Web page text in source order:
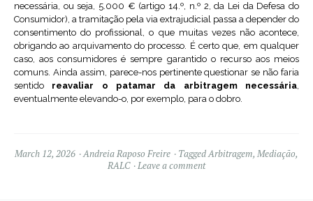
necessária, ou seja, 5.000 € (artigo 14.º, n.º 2, da Lei da Defesa do
Consumidor), a tramitação pela via extrajudicial passa a depender do
consentimento do profissional, o que muitas vezes não acontece,
obrigando ao arquivamento do processo. É certo que, em qualquer
caso, aos consumidores é sempre garantido o recurso aos meios
comuns. Ainda assim, parece-nos pertinente questionar se não faria
sentido reavaliar o patamar da arbitragem necessária,
eventualmente elevando-o, por exemplo, para o dobro.
March 12, 2026 Andreia Raposo Freire TaggedArbitragem, Mediação,
RALC
Leave a comment